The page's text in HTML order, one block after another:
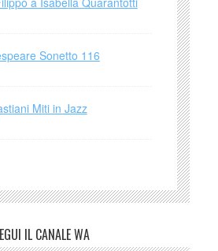
Sonetto 116
Miti in Jazz
IL CANALE WA